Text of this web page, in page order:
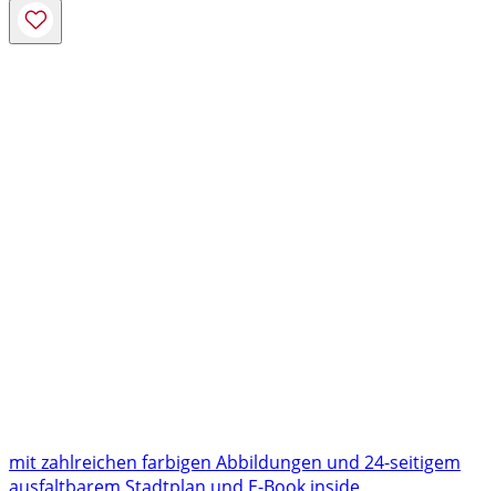
mit zahlreichen farbigen Abbildungen und 24-seitigem